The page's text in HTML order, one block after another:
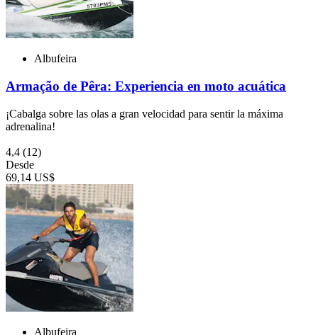
Albufeira
Armação de Pêra: Experiencia en moto acuática
¡Cabalga sobre las olas a gran velocidad para sentir la máxima
adrenalina!
4,4 (12)
Desde
69,14 US$
Albufeira